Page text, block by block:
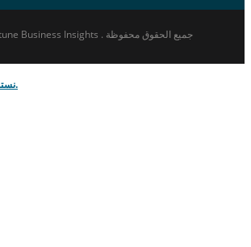
© 2026 Fortune Business Insights . جميع الحقوق محفوظة
نستخدم ملفات تعريف الارتباط.